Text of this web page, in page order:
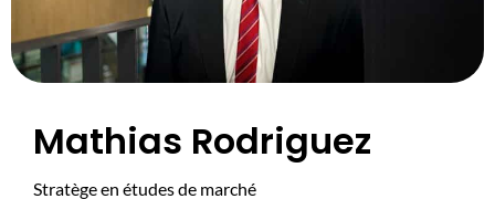
Mathias Rodriguez
Stratège en études de marché